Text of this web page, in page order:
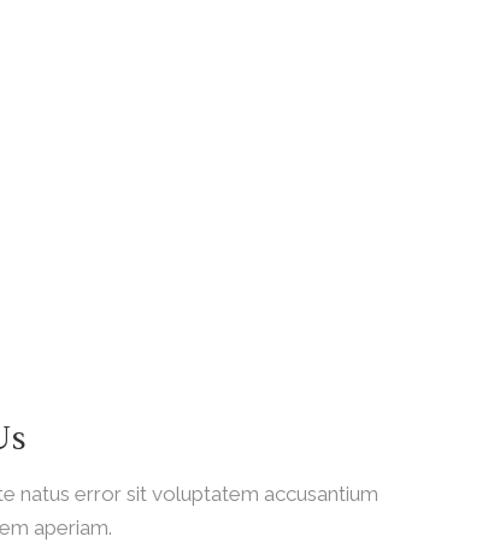
natus error sit voluptatem accusantium
aperiam.